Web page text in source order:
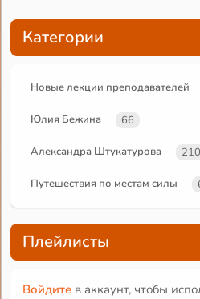
Категории
Новые лекции преподавателей
Юлия Бежина 66
Александра Штукатурова 210
Путешествия по местам силы
Плейлисты
Войдите в аккаунт, чтобы